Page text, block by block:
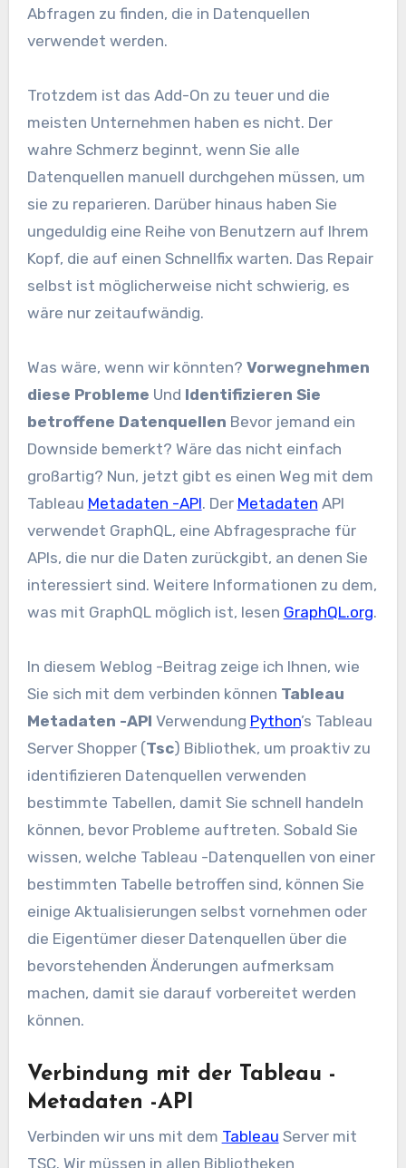
Abfragen zu finden, die in Datenquellen
verwendet werden.
Trotzdem ist das Add-On zu teuer und die
meisten Unternehmen haben es nicht. Der
wahre Schmerz beginnt, wenn Sie alle
Datenquellen manuell durchgehen müssen, um
sie zu reparieren. Darüber hinaus haben Sie
ungeduldig eine Reihe von Benutzern auf Ihrem
Kopf, die auf einen Schnellfix warten. Das Repair
selbst ist möglicherweise nicht schwierig, es
wäre nur zeitaufwändig.
Was wäre, wenn wir könnten? Vorwegnehmen
diese Probleme Und Identifizieren Sie
betroffene Datenquellen Bevor jemand ein
Downside bemerkt? Wäre das nicht einfach
großartig? Nun, jetzt gibt es einen Weg mit dem
Tableau Metadaten -API. Der Metadaten API
verwendet GraphQL, eine Abfragesprache für
APIs, die nur die Daten zurückgibt, an denen Sie
interessiert sind. Weitere Informationen zu dem,
was mit GraphQL möglich ist, lesen GraphQL.org.
In diesem Weblog -Beitrag zeige ich Ihnen, wie
Sie sich mit dem verbinden können Tableau
Metadaten -API Verwendung Python’s Tableau
Server Shopper (Tsc) Bibliothek, um proaktiv zu
identifizieren Datenquellen verwenden
bestimmte Tabellen, damit Sie schnell handeln
können, bevor Probleme auftreten. Sobald Sie
wissen, welche Tableau -Datenquellen von einer
bestimmten Tabelle betroffen sind, können Sie
einige Aktualisierungen selbst vornehmen oder
die Eigentümer dieser Datenquellen über die
bevorstehenden Änderungen aufmerksam
machen, damit sie darauf vorbereitet werden
können.
Verbindung mit der Tableau -
Metadaten -API
Verbinden wir uns mit dem Tableau Server mit
TSC. Wir müssen in allen Bibliotheken